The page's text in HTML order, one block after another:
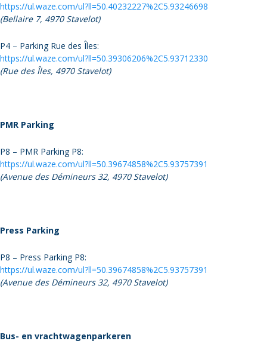
https://ul.waze.com/ul?ll=50.40232227%2C5.93246698
(Bellaire 7, 4970 Stavelot)
P4 – Parking Rue des Îles:
https://ul.waze.com/ul?ll=50.39306206%2C5.93712330
(Rue des Îles, 4970 Stavelot)
PMR Parking
P8 – PMR Parking P8:
https://ul.waze.com/ul?ll=50.39674858%2C5.93757391
(Avenue des Démineurs 32, 4970 Stavelot)
Press Parking
P8 – Press Parking P8:
https://ul.waze.com/ul?ll=50.39674858%2C5.93757391
(Avenue des Démineurs 32, 4970 Stavelot)
Bus- en vrachtwagenparkeren